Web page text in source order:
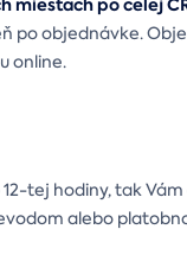
miestach po celej
objednávke.
online.
tej hodiny, tak
alebo